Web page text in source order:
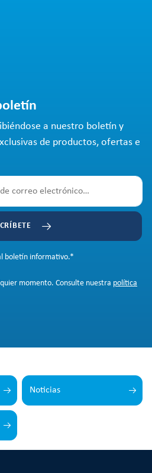
a nuestro boletín y
de productos, ofertas e
boletín informativo.*
momento. Consulte nuestra política
Noticias